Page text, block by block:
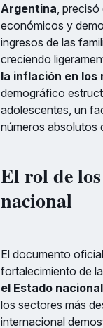
Argentina ,
económicos y
ingresos de las
creciendo
la inflación en los
demográfico
adolescentes, un
números absolutos
El rol de
nacional
El documento
fortalecimiento de
el Estado
los sectores más
internacional